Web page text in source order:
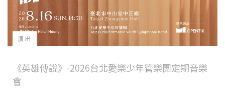
演出
《英雄傳說》-2026台北愛樂少年管樂團定期音樂
會